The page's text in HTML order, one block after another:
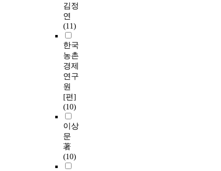
김정
연
(11)
한국
농촌
경제
연구
원
[편]
(10)
이상
문
著
(10)